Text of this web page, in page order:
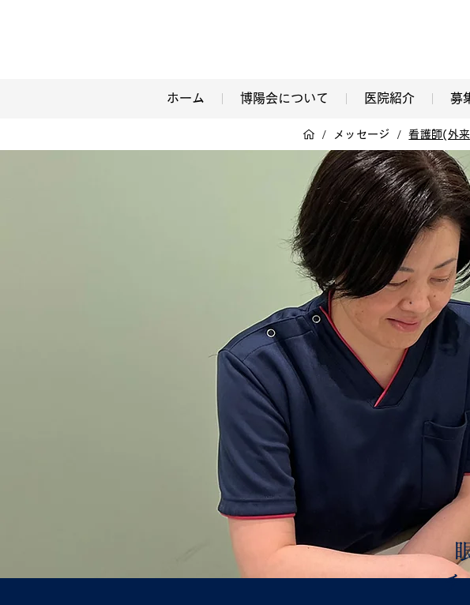
ホーム 博陽会について 医院紹介 募
/ メッセージ / 看護師(外
チ